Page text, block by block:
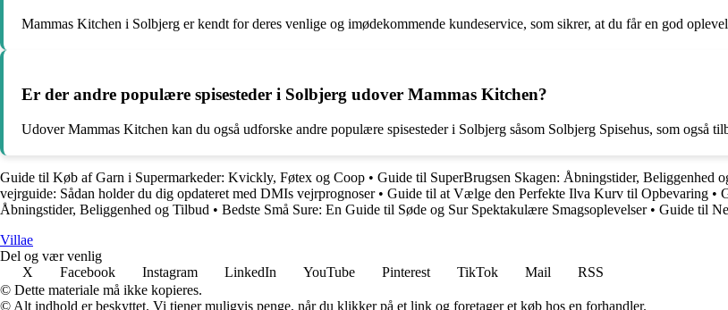
Mammas Kitchen i Solbjerg er kendt for deres venlige og imødekommende kundeservice, som sikrer, at du får en god
Er der andre populære spisesteder i Solbjerg udover Mammas Kitchen?
Udover Mammas Kitchen kan du også udforske andre populære spisesteder i Solbjerg såsom Solbjerg Spisehus, som også
Guide til Køb af Garn i Supermarkeder: Kvickly, Føtex og Coop • Guide til SuperBrugsen Skagen: Åbningstider, Beliggenhed
vejrguide: Sådan holder du dig opdateret med DMIs vejrprognoser• Guide til at Vælge den Perfekte Ilva Kurv til Opbevaring •
Åbningstider, Beliggenhed og Tilbud • Bedste Små Sure: En Guide til Søde og Sur Spektakulære Smagsoplevelser• Guide til
Villae
Del og vær venlig
X
Facebook Instagram LinkedIn YouTube Pinterest TikTok Mail
RSS
© Dette materiale må ikke kopieres.
© Alt indhold er beskyttet. Vi tjener muligvis penge, når du klikker på et link og foretager et køb hos en forhandler.